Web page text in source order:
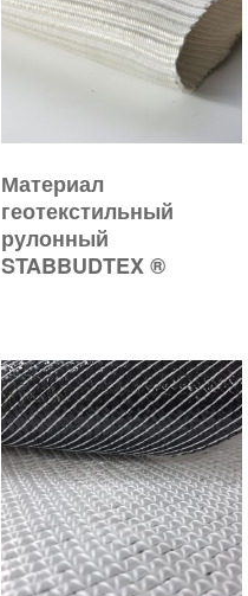
Материал
геотекстильный
рулонный
STABBUDTEX ®